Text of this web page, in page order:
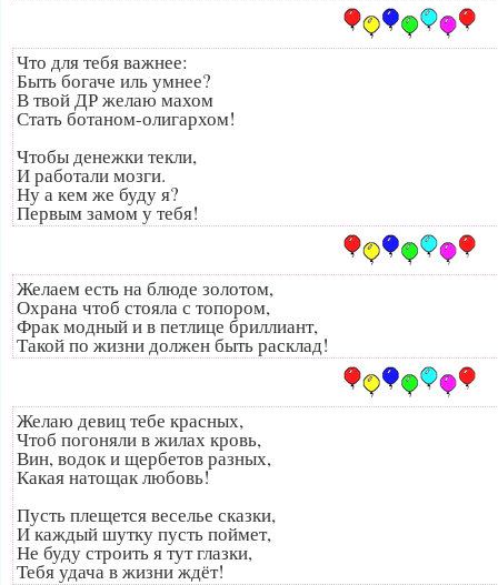
Что для тебя важнее:
Быть богаче иль умнее?
В твой ДР желаю махом
Стать ботаном-олигархом!
Чтобы денежки текли,
И работали мозги.
Ну а кем же буду я?
Первым замом у тебя!
Желаем есть на блюде золотом,
Охрана чтоб стояла с топором,
Фрак модный и в петлице бриллиант,
Такой по жизни должен быть расклад!
Желаю девиц тебе красных,
Чтоб погоняли в жилах кровь,
Вин, водок и щербетов разных,
Какая натощак любовь!
Пусть плещется веселье сказки,
И каждый шутку пусть поймет,
Не буду строить я тут глазки,
Тебя удача в жизни ждёт!